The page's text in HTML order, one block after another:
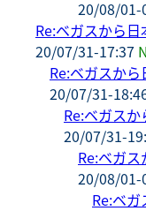
20/08/01-
Re:ベガスから
20/07/31-17:37
Re:ベガスか
20/07/31-
Re:ベガス
20/07/31-
Re:ベガ
20/08/01-
Re:ベ